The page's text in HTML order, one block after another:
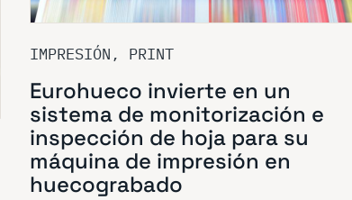
IMPRESIÓN, PRINT
Eurohueco invierte en un
sistema de monitorización e
inspección de hoja para su
máquina de impresión en
huecograbado